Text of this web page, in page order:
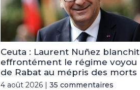
Ceuta : Laurent Nuñez blanchit
effrontément le régime voyou
de Rabat au mépris des morts
4 août 2026 | 35 commentaires